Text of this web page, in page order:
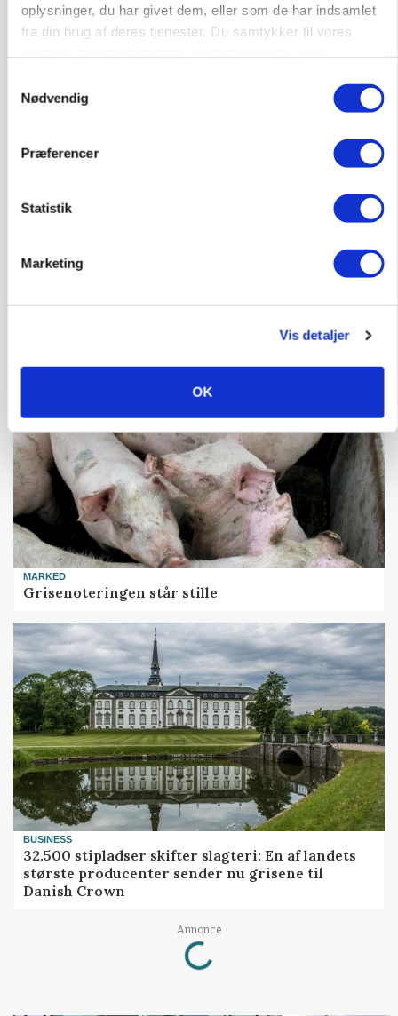
oplysninger, du har givet dem, eller som de har indsamlet
fra din brug af deres tjenester. Du samtykker til vores
Nødvendig
Præferencer
Statistik
Marketing
Vis detaljer
OK
Loading...
MARKED
Grisenoteringen står stille
BUSINESS
32.500 stipladser skifter slagteri: En af landets
største producenter sender nu grisene til
Danish Crown
Annonce
Loading...